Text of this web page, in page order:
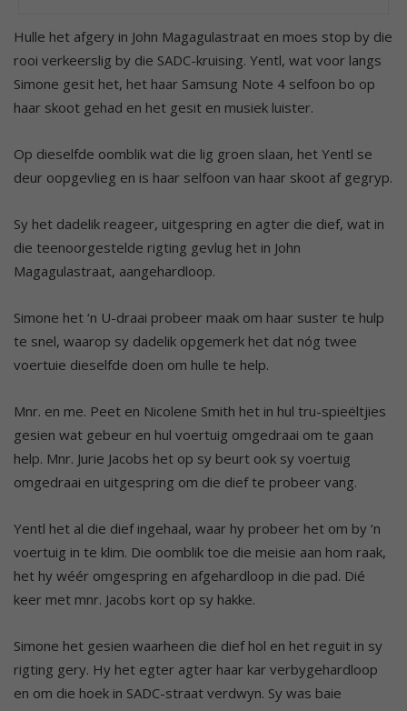
Hulle het afgery in John Magagulastraat en moes stop by die
rooi verkeerslig by die SADC-kruising. Yentl, wat voor langs
Simone gesit het, het haar Samsung Note 4 selfoon bo op
haar skoot gehad en het gesit en musiek luister.
Op dieselfde oomblik wat die lig groen slaan, het Yentl se
deur oopgevlieg en is haar selfoon van haar skoot af gegryp.
Sy het dadelik reageer, uitgespring en agter die dief, wat in
die teenoorgestelde rigting gevlug het in John
Magagulastraat, aangehardloop.
Simone het ‘n U-draai probeer maak om haar suster te hulp
te snel, waarop sy dadelik opgemerk het dat nóg twee
voertuie dieselfde doen om hulle te help.
Mnr. en me. Peet en Nicolene Smith het in hul tru-spieëltjies
gesien wat gebeur en hul voertuig omgedraai om te gaan
help. Mnr. Jurie Jacobs het op sy beurt ook sy voertuig
omgedraai en uitgespring om die dief te probeer vang.
Yentl het al die dief ingehaal, waar hy probeer het om by ‘n
voertuig in te klim. Die oomblik toe die meisie aan hom raak,
het hy wéér omgespring en afgehardloop in die pad. Dié
keer met mnr. Jacobs kort op sy hakke.
Simone het gesien waarheen die dief hol en het reguit in sy
rigting gery. Hy het egter agter haar kar verbygehardloop
en om die hoek in SADC-straat verdwyn. Sy was baie